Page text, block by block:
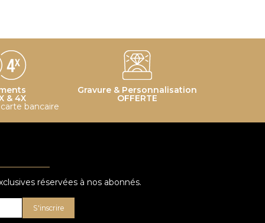
& 4X
bancaire
Gravure & Personnalisation
OFFERTE
réservées à nos abonnés.
S'inscrire